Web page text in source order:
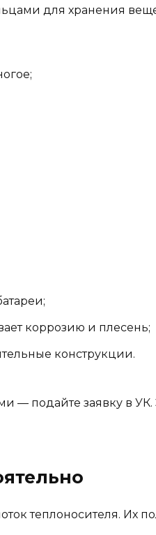
для хранения
коррозию и плесень;
конструкции.
— подайте заявку в УК.
теплоносителя. Их